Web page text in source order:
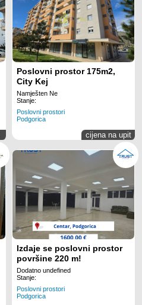
Poslovni prostor 175m2,
City Kej
Namješten Ne
Stanje:
Poslovni prostori
Podgorica
cijena na upit
Izdaje se poslovni prostor
površine 220 m!
Dodatno undefined
Stanje:
Poslovni prostori
Podgorica